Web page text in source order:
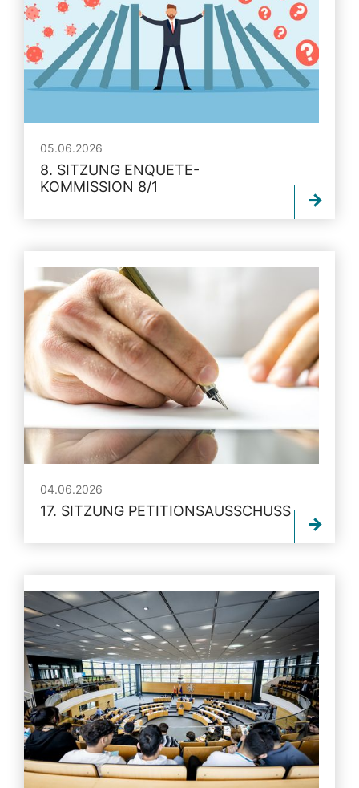
05.06.2026
8. SITZUNG ENQUETE-
KOMMISSION 8/1
04.06.2026
17. SITZUNG PETITIONSAUSSCHUSS